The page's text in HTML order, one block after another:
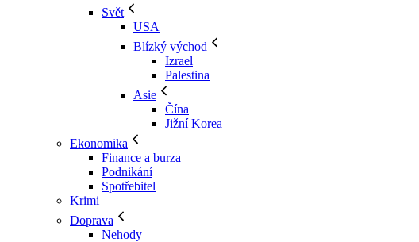
Svět
USA
Blízký východ
Izrael
Palestina
Asie
Čína
Jižní Korea
Ekonomika
Finance a burza
Podnikání
Spotřebitel
Krimi
Doprava
Nehody